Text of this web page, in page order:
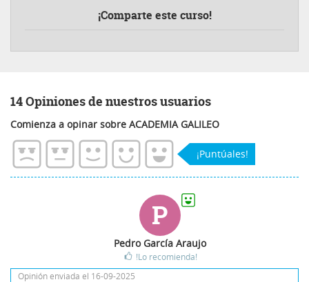
¡Comparte este curso!
14 Opiniones de nuestros usuarios
Comienza a opinar sobre ACADEMIA GALILEO
¡Puntúales!
P
Pedro García Araujo
!Lo recomienda!
Opinión enviada el 16-09-2025